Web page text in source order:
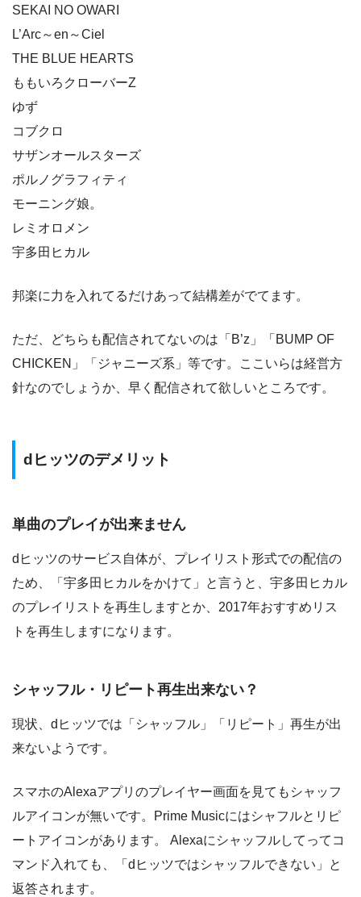
SEKAI NO OWARI
L’Arc～en～Ciel
THE BLUE HEARTS
ももいろクローバーZ
ゆず
コブクロ
サザンオールスターズ
ポルノグラフィティ
モーニング娘。
レミオロメン
宇多田ヒカル
邦楽に力を入れてるだけあって結構差がでてます。
ただ、どちらも配信されてないのは「B’z」「BUMP OF
CHICKEN」「ジャニーズ系」等です。ここいらは経営方
針なのでしょうか、早く配信されて欲しいところです。
dヒッツのデメリット
単曲のプレイが出来ません
dヒッツのサービス自体が、プレイリスト形式での配信の
ため、「宇多田ヒカルをかけて」と言うと、宇多田ヒカル
のプレイリストを再生しますとか、2017年おすすめリス
トを再生しますになります。
シャッフル・リピート再生出来ない？
現状、dヒッツでは「シャッフル」「リピート」再生が出
来ないようです。
スマホのAlexaアプリのプレイヤー画面を見てもシャッフ
ルアイコンが無いです。Prime Musicにはシャフルとリピ
ートアイコンがあります。 Alexaにシャッフルしてってコ
マンド入れても、「dヒッツではシャッフルできない」と
返答されます。